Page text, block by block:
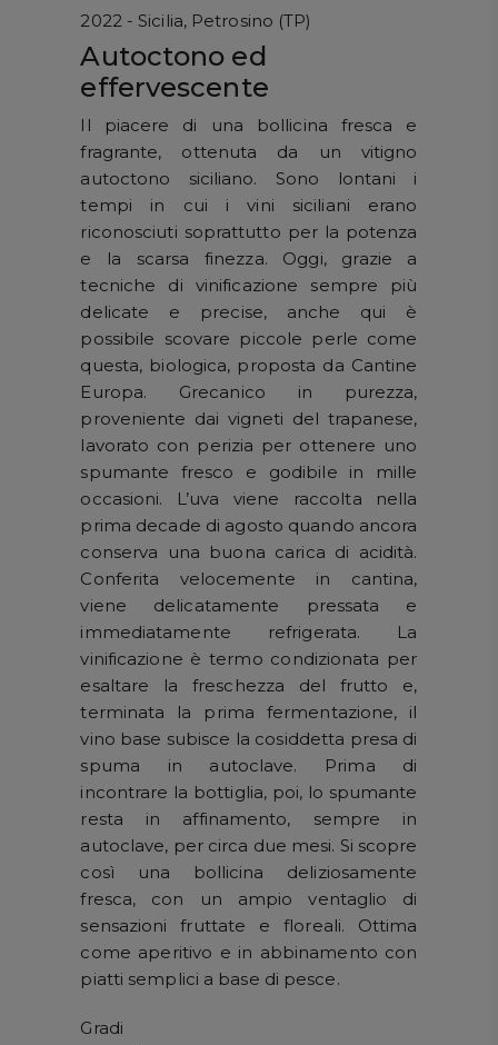
2022 - Sicilia, Petrosino (TP)
Autoctono ed
effervescente
Il piacere di una bollicina fresca e
fragrante, ottenuta da un vitigno
autoctono siciliano. Sono lontani i
tempi in cui i vini siciliani erano
riconosciuti soprattutto per la potenza
e la scarsa finezza. Oggi, grazie a
tecniche di vinificazione sempre più
delicate e precise, anche qui è
possibile scovare piccole perle come
questa, biologica, proposta da Cantine
Europa. Grecanico in purezza,
proveniente dai vigneti del trapanese,
lavorato con perizia per ottenere uno
spumante fresco e godibile in mille
occasioni. L’uva viene raccolta nella
prima decade di agosto quando ancora
conserva una buona carica di acidità.
Conferita velocemente in cantina,
viene delicatamente pressata e
immediatamente refrigerata. La
vinificazione è termo condizionata per
esaltare la freschezza del frutto e,
terminata la prima fermentazione, il
vino base subisce la cosiddetta presa di
spuma in autoclave. Prima di
incontrare la bottiglia, poi, lo spumante
resta in affinamento, sempre in
autoclave, per circa due mesi. Si scopre
così una bollicina deliziosamente
fresca, con un ampio ventaglio di
sensazioni fruttate e floreali. Ottima
come aperitivo e in abbinamento con
piatti semplici a base di pesce.
Gradi